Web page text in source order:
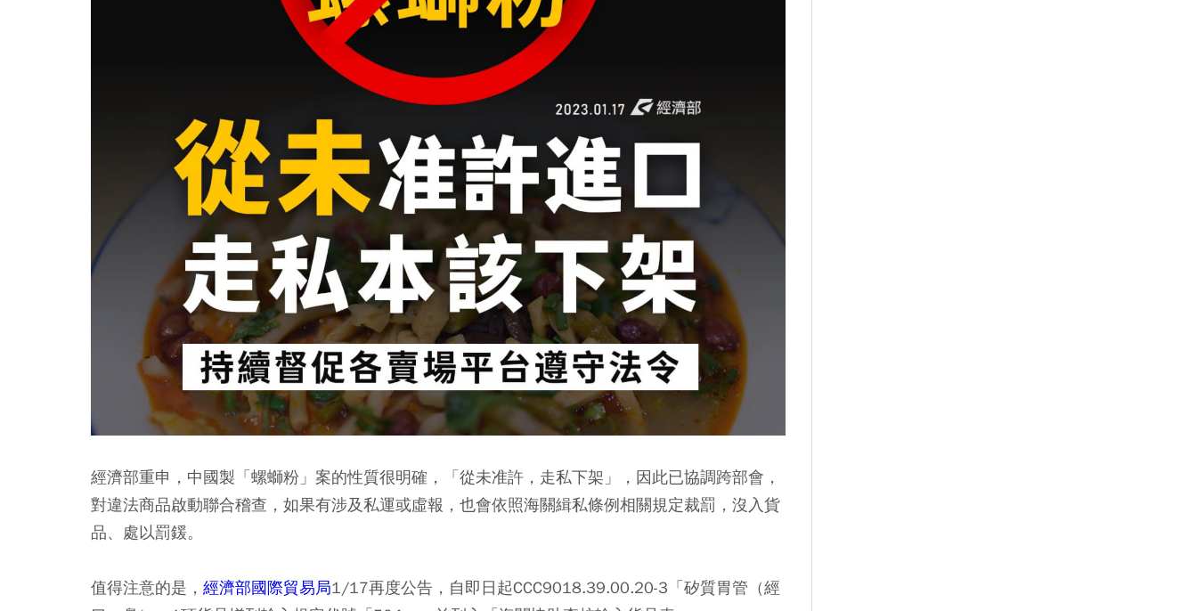
經濟部重申，中國製「螺螄粉」案的性質很明確，「從未准許，走私下架」，因此已協調跨部會，
對違法商品啟動聯合稽查，如果有涉及私運或虛報，也會依照海關緝私條例相關規定裁罰，沒入貨
品、處以罰鍰。
值得注意的是， 經濟部國際貿易局1/17再度公告，自即日起CCC9018.39.00.20-3「矽質胃管（經